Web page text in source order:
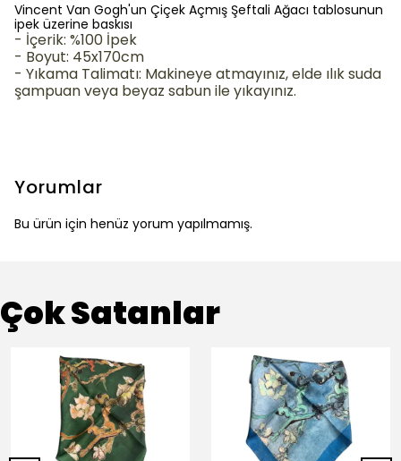
Vincent Van Gogh'un Çiçek Açmış Şeftali Ağacı tablosunun
ipek üzerine baskısı
- İçerik: %100 İpek
- Boyut: 45x170cm
- Yıkama Talimatı: Makineye atmayınız, elde ılık suda
şampuan veya beyaz sabun ile yıkayınız.
Yorumlar
Bu ürün için henüz yorum yapılmamış.
Çok Satanlar